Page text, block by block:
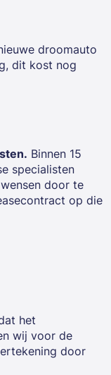
droomauto
dit kost nog
Binnen 15
specialisten
door te
op die
het
wij voor de
door